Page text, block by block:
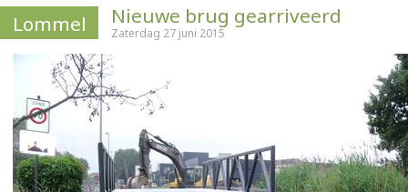
Lommel Nieuwe brug gearriveerd
Zaterdag 27 juni 2015